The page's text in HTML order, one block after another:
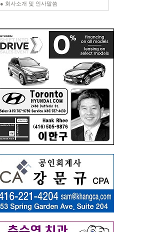
● 회사소개 및 인사말씀